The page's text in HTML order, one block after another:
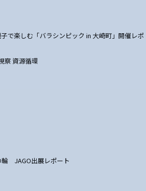
で楽しむ「バラシンピック in 大崎町」開催レポ
察資源循環
輪 JAGO出展レポート